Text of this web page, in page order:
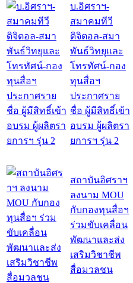
บ.อิศราฯ-
สมาคมทีวี
ดิจิตอล-สมา
พันธ์วิทยุและ
โทรทัศน์-กอง
ทุนสื่อฯ
ประกาศราย
ชื่อ ผู้มีสิทธิ์เข้า
อบรม ผู้ผลิตรา
ยการฯ รุ่น 2
สถาบันอิศราฯ
ลงนาม MOU
กับกองทุนสื่อฯ
ร่วมขับเคลื่อน
พัฒนาและส่ง
เสริมวิชาชีพ
สื่อมวลชน